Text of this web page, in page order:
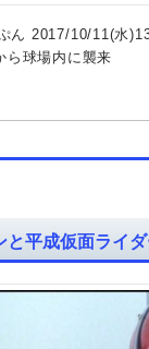
ん 2017/10/11(水
ら球場内に襲来
と平成仮面ライ